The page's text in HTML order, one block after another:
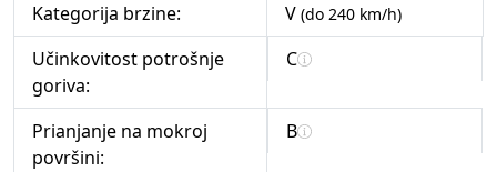
Kategorija brzine: V (do 240 km/h)
Učinkovitost potrošnje
goriva:
C
Prianjanje na mokroj
površini:
B